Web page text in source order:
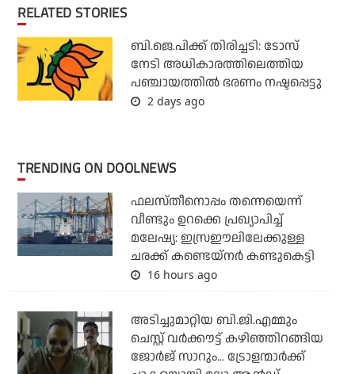
RELATED STORIES
ബി.ജെ.പിക്ക് തിരിച്ചടി: ടോസ്
നേടി അധികാരത്തിലെത്തിയ
പഞ്ചായത്തില്‍ ഭരണം നഷ്ടപ്പെട്ടു
2 days ago
TRENDING ON DOOLNEWS
ഫലസ്തീനൊപ്പം തന്നെയെന്ന്
വീണ്ടും ഉറക്കെ പ്രഖ്യാപിച്ച്
മലേഷ്യ: ഇസ്രഈലിലേക്കുള്ള
ചരക്ക് കണ്ടെയ്‌നര്‍ കണ്ടുകെട്ടി
16 hours ago
അടിച്ചുമാറ്റിയ ബി.ജി.എമ്മും
ചെസ്റ്റ് വര്‍ക്കൗട്ട് കഴിഞ്ഞിറങ്ങിയ
ജോര്‍ജ് സാറും... ട്രോളന്മാര്‍ക്ക്